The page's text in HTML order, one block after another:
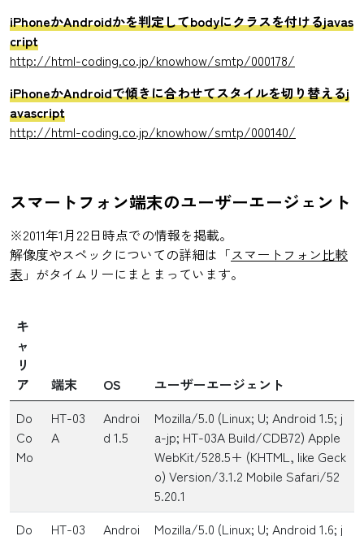
iPhoneかAndroidかを判定してbodyにクラスを付けるjavas
cript
http://html-coding.co.jp/knowhow/smtp/000178/
iPhoneかAndroidで傾きに合わせてスタイルを切り替えるj
avascript
http://html-coding.co.jp/knowhow/smtp/000140/
スマートフォン端末のユーザーエージェント
※2011年1月22日時点での情報を掲載。
解像度やスペックについての詳細は「スマートフォン比較
表 」がタイムリーにまとまっています。
キ
ャ
リ
ア
端末 OS
ユーザーエージェント
Do
Co
Mo
HT-03
A
Androi
d 1.5
Mozilla/5.0 (Linux; U; Android 1.5; j
a-jp; HT-03A Build/CDB72) Apple
WebKit/528.5+ (KHTML, like Geck
o) Version/3.1.2 Mobile Safari/52
5.20.1
Do
HT-03 Androi Mozilla/5.0 (Linux; U; Android 1.6; j